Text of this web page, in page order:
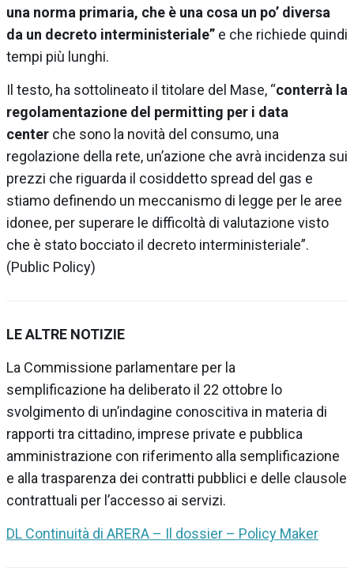
una norma primaria, che è una cosa un po’ diversa
da un decreto interministeriale” e che richiede quindi
tempi più lunghi.
Il testo, ha sottolineato il titolare del Mase, “conterrà la
regolamentazione del permitting per i data
center che sono la novità del consumo, una
regolazione della rete, un’azione che avrà incidenza sui
prezzi che riguarda il cosiddetto spread del gas e
stiamo definendo un meccanismo di legge per le aree
idonee, per superare le difficoltà di valutazione visto
che è stato bocciato il decreto interministeriale”.
(Public Policy)
LE ALTRE NOTIZIE
La Commissione parlamentare per la
semplificazione ha deliberato il 22 ottobre lo
svolgimento di un’indagine conoscitiva in materia di
rapporti tra cittadino, imprese private e pubblica
amministrazione con riferimento alla semplificazione
e alla trasparenza dei contratti pubblici e delle clausole
contrattuali per l’accesso ai servizi.
DL Continuità di ARERA – Il dossier – Policy Maker